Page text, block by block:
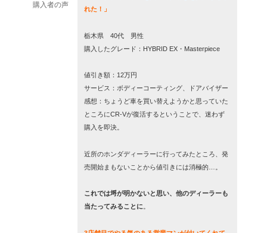
購入者の声
れた！」
栃木県 40代 男性
購入したグレード：HYBRID EX・Masterpiece
値引き額：12万円
サービス：ボディーコーティング、ドアバイザー
感想：ちょうど車を買い替えようかと思っていた
ところにCR-Vが復活するということで、迷わず
購入を即決。
近所のホンダディーラーに行ってみたところ、発
売開始まもないことから値引きには消極的…。
これでは埒が明かないと思い、他のディーラーも
当たってみることに